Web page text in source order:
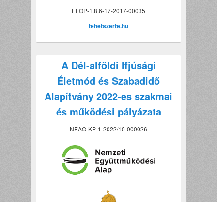
EFOP-1.8.6-17-2017-00035
tehetszerte.hu
A Dél-alföldi Ifjúsági
Életmód és Szabadidő
Alapítvány 2022-es szakmai
és működési pályázata
NEAO-KP-1-2022/10-000026